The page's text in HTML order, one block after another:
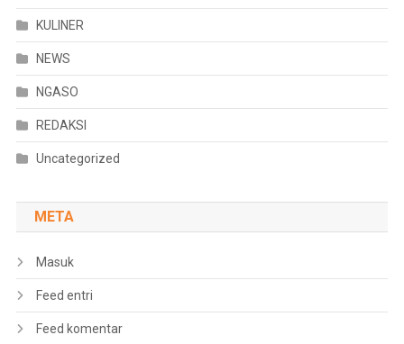
KULINER
NEWS
NGASO
REDAKSI
Uncategorized
META
Masuk
Feed entri
Feed komentar